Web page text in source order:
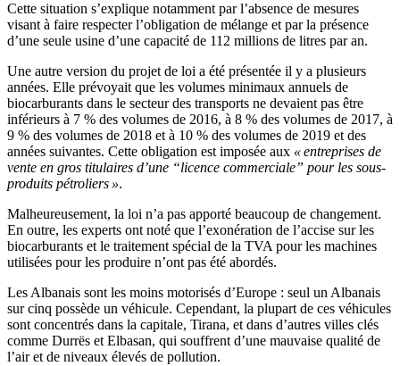
Cette situation s’explique notamment par l’absence de mesures
visant à faire respecter l’obligation de mélange et par la présence
d’une seule usine d’une capacité de 112 millions de litres par an.
Une autre version du projet de loi a été présentée il y a plusieurs
années. Elle prévoyait que les volumes minimaux annuels de
biocarburants dans le secteur des transports ne devaient pas être
inférieurs à 7 % des volumes de 2016, à 8 % des volumes de 2017, à
9 % des volumes de 2018 et à 10 % des volumes de 2019 et des
années suivantes. Cette obligation est imposée aux « entreprises de
vente en gros titulaires d’une “licence commerciale” pour les sous-
produits pétroliers ».
Malheureusement, la loi n’a pas apporté beaucoup de changement.
En outre, les experts ont noté que l’exonération de l’accise sur les
biocarburants et le traitement spécial de la TVA pour les machines
utilisées pour les produire n’ont pas été abordés.
Les Albanais sont les moins motorisés d’Europe : seul un Albanais
sur cinq possède un véhicule. Cependant, la plupart de ces véhicules
sont concentrés dans la capitale, Tirana, et dans d’autres villes clés
comme Durrës et Elbasan, qui souffrent d’une mauvaise qualité de
l’air et de niveaux élevés de pollution.